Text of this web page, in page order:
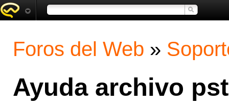
Foros del Web »
Ayuda archivo